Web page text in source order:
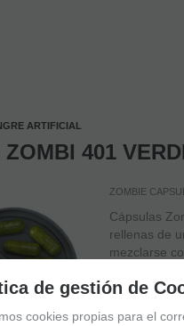
ARTIFICIAL
401
ZOMBIE
Cápsulas
rellenas de
mezclarse
de gestión de
cookies propias para el